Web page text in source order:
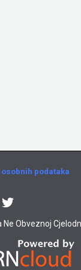
podataka
Obveznoj